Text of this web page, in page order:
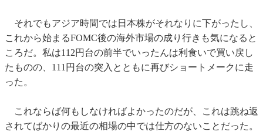
それでもアジア時間では日本株がそれなりに下がったし、
これから始まるFOMC後の海外市場の成り行きも気になると
ころだ。私は112円台の前半でいったんは利食いで買い戻し
たものの、111円台の突入とともに再びショートメークに走
った。
これならば何もしなければよかったのだが、これは跳ね返
されてばかりの最近の相場の中では仕方のないことだった。